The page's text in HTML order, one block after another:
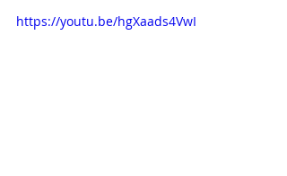
https://youtu.be/hgXaads4VwI